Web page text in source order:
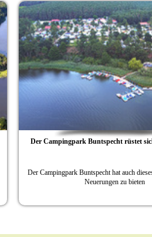
Buntspecht rüstet sich für die Saison
Buntspecht hat auch dieses Jahr interessante
Neuerungen zu bieten